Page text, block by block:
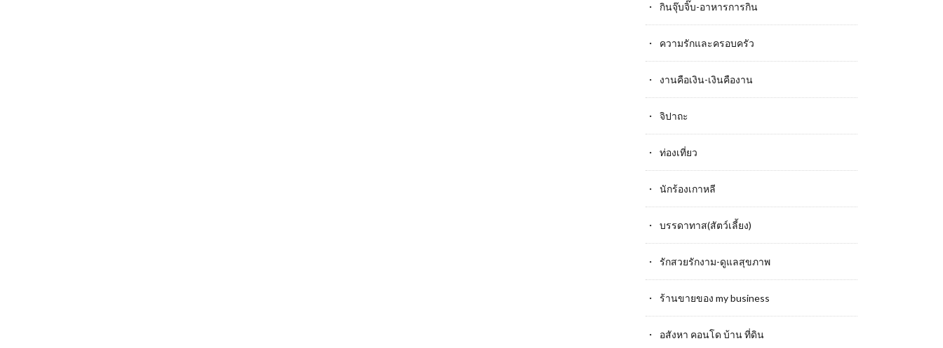
กินจุ๊บจิ๊บ-อาหารการกิน
ความรักและครอบครัว
งานคือเงิน-เงินคืองาน
จิปาถะ
ท่องเที่ยว
นักร้องเกาหลี
บรรดาทาส(สัตว์เลี้ยง)
รักสวยรักงาม-ดูแลสุขภาพ
ร้านขายของ my business
อสังหา คอนโด บ้าน ที่ดิน